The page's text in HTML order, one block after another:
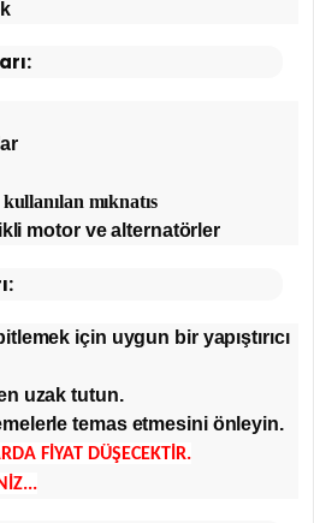
mıknatıs
motor ve alternatörler
için uygun bir yapıştırıcı
uzak tutun.
temas etmesini önleyin.
FİYAT DÜŞECEKTİR.